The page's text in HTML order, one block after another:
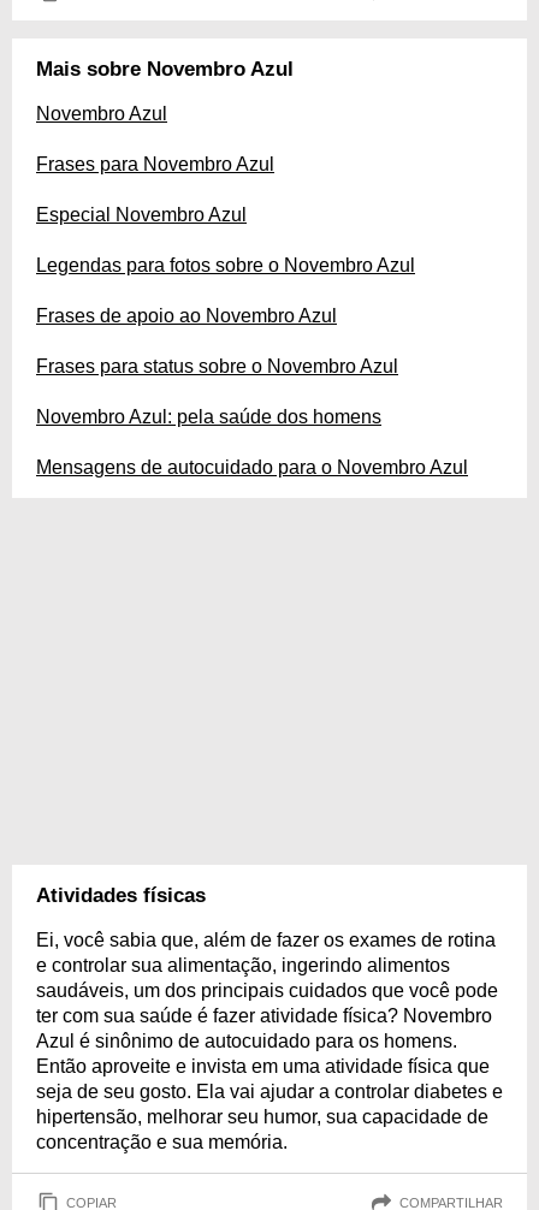
Mais sobre Novembro Azul
Novembro Azul
Frases para Novembro Azul
Especial Novembro Azul
Legendas para fotos sobre o Novembro Azul
Frases de apoio ao Novembro Azul
Frases para status sobre o Novembro Azul
Novembro Azul: pela saúde dos homens
Mensagens de autocuidado para o Novembro Azul
Atividades físicas
Ei, você sabia que, além de fazer os exames de rotina
e controlar sua alimentação, ingerindo alimentos
saudáveis, um dos principais cuidados que você pode
ter com sua saúde é fazer atividade física? Novembro
Azul é sinônimo de autocuidado para os homens.
Então aproveite e invista em uma atividade física que
seja de seu gosto. Ela vai ajudar a controlar diabetes e
hipertensão, melhorar seu humor, sua capacidade de
concentração e sua memória.
COPIAR COMPARTILHAR